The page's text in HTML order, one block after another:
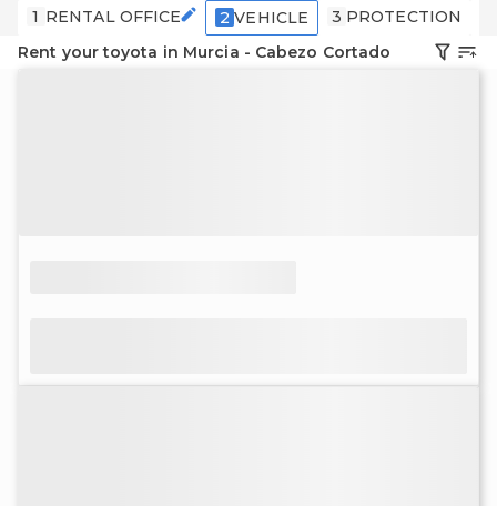
1 RENTAL OFFICE 2 VEHICLE 3 PROTECTION
Rent your toyota in Murcia - Cabezo Cortado